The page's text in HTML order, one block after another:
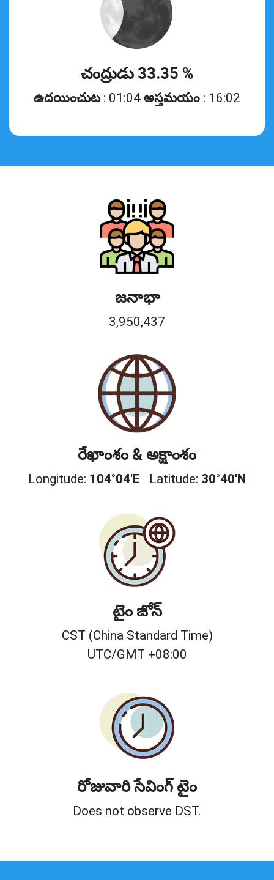
చంద్రుడు 33.35 %
ఉదయించుట : 01:04 అస్తమయం : 16:02
జనాభా
3,950,437
రేఖాంశం & అక్షాంశం
Longitude: 104°04'E Latitude: 30°40'N
టైం జోన్
CST (China Standard Time)
UTC/GMT +08:00
రోజువారి సేవింగ్ టైం
Does not observe DST.